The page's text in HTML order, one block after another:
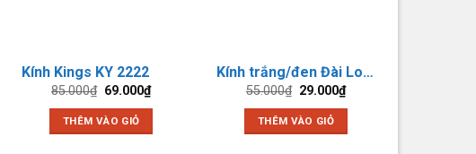
thể
chọn
Kính Kings KY 2222
85.000₫ Giá
là:
85.000₫.
69.000₫Giá
hiện
THÊM VÀO GIỎ
Kính trắng/đen Đài Loan
55.000₫ Giá
là:
55.000₫.
29.000₫Giá
hiện
THÊM VÀO GIỎ